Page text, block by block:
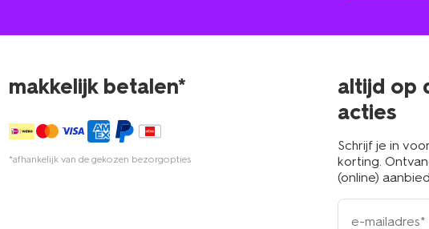
in
makkelijk betalen*
*afhankelijk van de gekozen bezorgopties
altijd op
acties
Schrijf je in
korting.
(online)
e-
mailadres